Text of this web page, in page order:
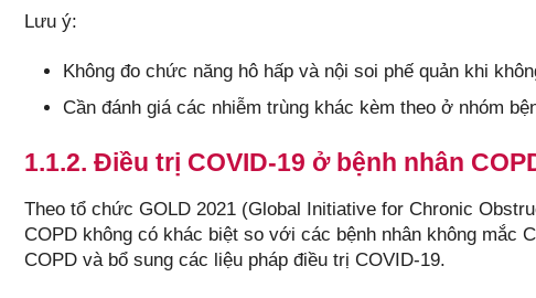
Lưu ý:
Không đo chức năng hô hấp và nội soi phế quản khi
Cần đánh giá các nhiễm trùng khác kèm theo ở nhóm
1.1.2. Điều trị COVID-19 ở bệnh nhân
Theo tổ chức GOLD 2021 (Global Initiative for Chronic
COPD không có khác biệt so với các bệnh nhân không mắc
COPD và bổ sung các liệu pháp điều trị COVID-19.